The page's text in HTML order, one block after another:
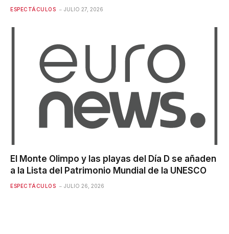
ESPECTÁCULOS JULIO 27, 2026
El Monte Olimpo y las playas del Día D se añaden
a la Lista del Patrimonio Mundial de la UNESCO
ESPECTÁCULOS JULIO 26, 2026